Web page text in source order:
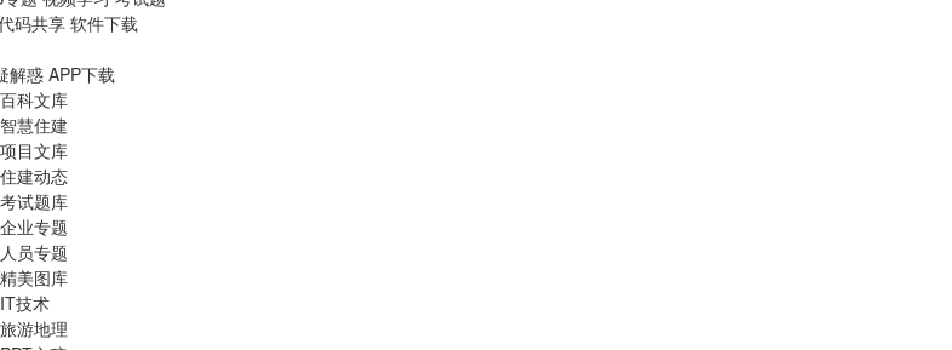
码共享 软件下载
解惑 APP下载
百科文库
智慧住建
项目文库
住建动态
考试题库
企业专题
人员专题
精美图库
IT技术
旅游地理